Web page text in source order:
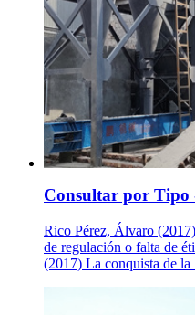
Consultar por Tipo
Rico Pérez, Álvaro
de regulación o falta de
(2017) La conquista de la